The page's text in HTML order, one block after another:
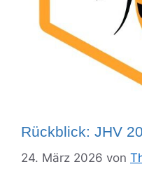
Rückblick: JHV
24. März 2026 von